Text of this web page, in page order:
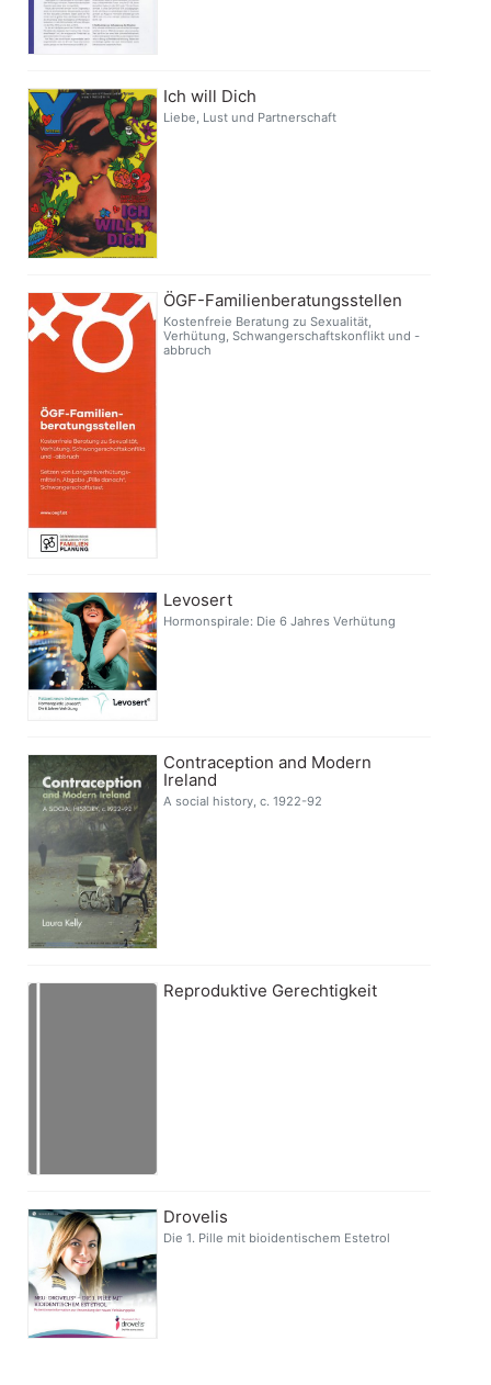
Ich will Dich
Liebe, Lust und Partnerschaft
ÖGF-Familienberatungsstellen
Kostenfreie Beratung zu Sexualität,
Verhütung, Schwangerschaftskonflikt und -
abbruch
Levosert
Hormonspirale: Die 6 Jahres Verhütung
Contraception and Modern
Ireland
A social history, c. 1922-92
Reproduktive Gerechtigkeit
Drovelis
Die 1. Pille mit bioidentischem Estetrol